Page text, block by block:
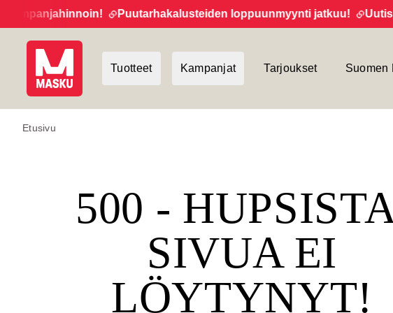
Puutarhakalusteiden loppuunmyynti jatkuu!
Tuotteet Kampanjat Tarjoukset Suomen
Etusivu
500 -
SIVUA EI
LÖYTYNYT!